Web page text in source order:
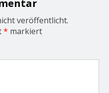
veröffentlicht.
* markiert